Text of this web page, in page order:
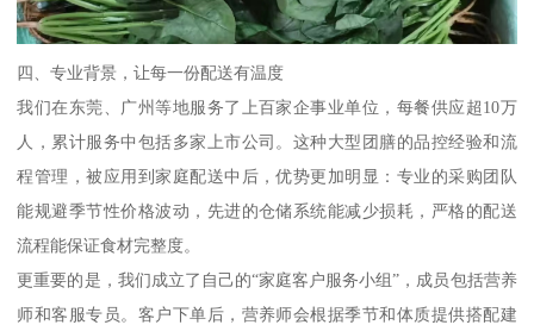
四、专业背景，让每一份配送有温度
我们在东莞、广州等地服务了上百家企事业单位，每餐供应超10万
人，累计服务中包括多家上市公司。这种大型团膳的品控经验和流
程管理，被应用到家庭配送中后，优势更加明显：专业的采购团队
能规避季节性价格波动，先进的仓储系统能减少损耗，严格的配送
流程能保证食材完整度。
更重要的是，我们成立了自己的“家庭客户服务小组”，成员包括营养
师和客服专员。客户下单后，营养师会根据季节和体质提供搭配建